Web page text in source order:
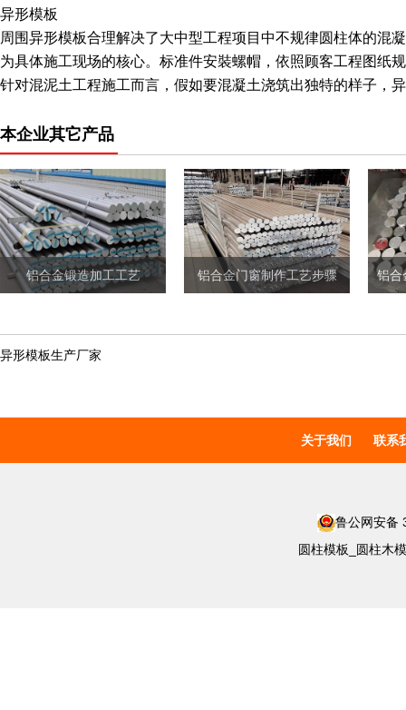
异形模板
周围异形模板合理解决了大中型工程项目中不规律圆柱体的混
为具体施工现场的核心。标准件安裝螺帽，依照顾客工程图纸
针对混泥土工程施工而言，假如要混凝土浇筑出独特的样子，
本企业其它产品
铝合金锻造加工工艺 铝合金门窗制作工艺步骤
异形模板生产厂家
关于我们 联系
鲁公网安备
圆柱模板_圆柱木